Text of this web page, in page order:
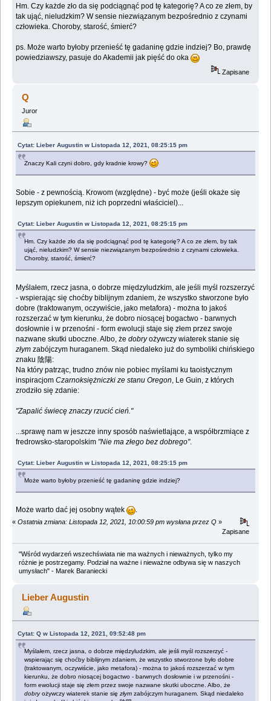
Hm. Czy każde zło da się podciągnąć pod tę kategorię? A co ze złem, by
tak ująć, nieludzkim? W sensie niezwiązanym bezpośrednio z czynami
człowieka. Choroby, starość, śmierć?
ps. Może warto byłoby przenieść tę gadaninę gdzie indziej? Bo, prawdę
powiedziawszy, pasuje do Akademii jak pięść do oka
Zapisane
Q
Juror
Cytat: Lieber Augustin w Listopada 12, 2021, 08:25:15 pm
Znaczy Kali czyni dobro, gdy kradnie krowy?
Sobie - z pewnością. Krowom (względne) - być może (jeśli okaże się
lepszym opiekunem, niż ich poprzedni właściciel)...
Cytat: Lieber Augustin w Listopada 12, 2021, 08:25:15 pm
Hm. Czy każde zło da się podciągnąć pod tę kategorię? A co ze złem, by tak
ująć, nieludzkim? W sensie niezwiązanym bezpośrednio z czynami człowieka.
Choroby, starość, śmierć?
Myślałem, rzecz jasna, o dobrze międzyludzkim, ale jeśli myśl rozszerzyć
- wspierając się choćby biblijnym zdaniem, że wszystko stworzone było
dobre (traktowanym, oczywiście, jako metafora) - można to jakoś
rozszerzać w tym kierunku, że dobro niosącej bogactwo - barwnych
dosłownie i w przenośni - form ewolucji staje się złem przez swoje
nazwane skutki uboczne. Albo, żedobryożywczy wiaterek stanie się
złym zabójczym huraganem. Skąd niedaleko już do symboliki chińskiego
znaku 陰陽:
Na który patrząc, trudno znów nie pobiec myślami ku taoistycznym
inspiracjomCzarnoksiężniczki ze stanu Oregon, Le Guin, z których
zrodziło się zdanie:
"Zapalić świecę znaczy rzucić cień."
...sprawę nam w jeszcze inny sposób naświetlające, a współbrzmiące z
fredrowsko-staropolskim "Nie ma złego bez dobrego".
Cytat: Lieber Augustin w Listopada 12, 2021, 08:25:15 pm
Może warto byłoby przenieść tę gadaninę gdzie indziej?
Może warto dać jej osobny wątek .
« Ostatnia zmiana: Listopada 12, 2021, 10:00:59 pm wysłana przez Q »
Zapisane
"Wśród wydarzeń wszechświata nie ma ważnych i nieważnych, tylko my
różnie je postrzegamy. Podział na ważne i nieważne odbywa się w naszych
umysłach" - Marek Baraniecki
Lieber Augustin
Cytat: Q w Listopada 12, 2021, 09:52:48 pm
Myślałem, rzecz jasna, o dobrze międzyludzkim, ale jeśli myśl rozszerzyć -
wspierając się choćby biblijnym zdaniem, że wszystko stworzone było dobre
(traktowanym, oczywiście, jako metafora) - można to jakoś rozszerzać w tym
kierunku, że dobro niosącej bogactwo - barwnych dosłownie i w przenośni -
form ewolucji staje się złem przez swoje nazwane skutki uboczne. Albo, że
dobryożywczy wiaterek stanie sięzłym zabójczym huraganem. Skąd niedaleko